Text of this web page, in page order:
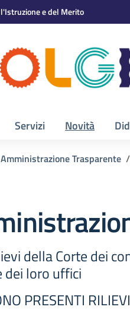
e del Merito
Servizi Novità
Amministrazione Trasparente
della Corte dei
dei loro uffici
PRESENTI RILIEVI